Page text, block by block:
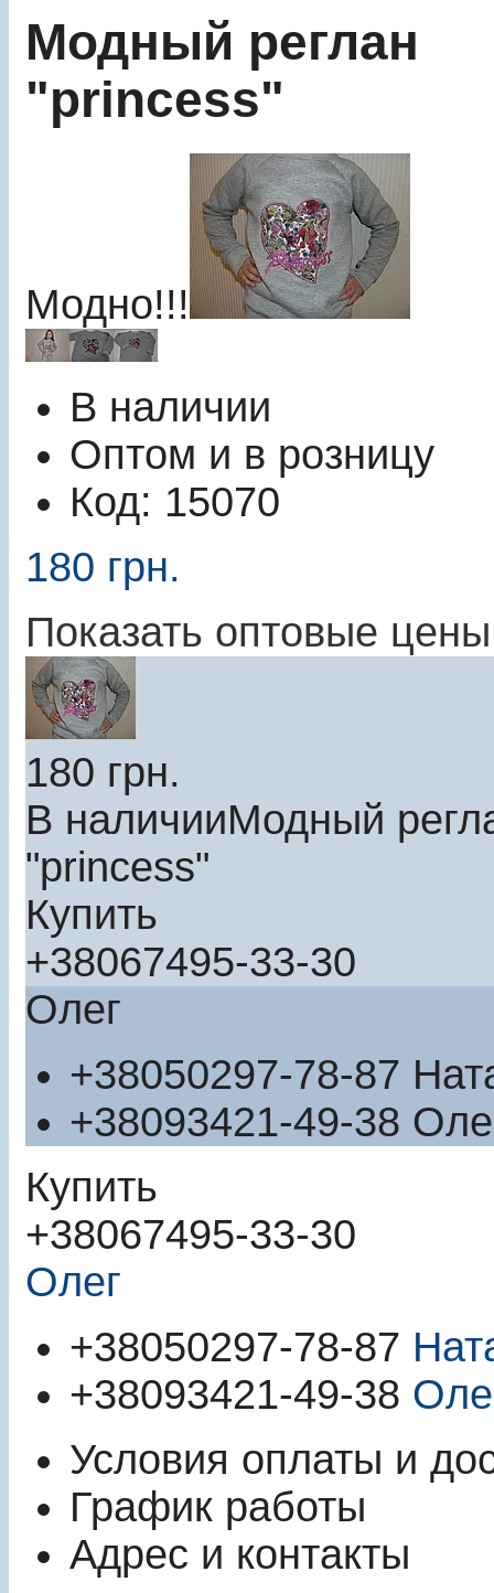
Модный реглан
"princess"
Модно!!!
В наличии
Оптом и в розницу
Код: 15070
180 грн.
Показать оптовые цены
180 грн.
В наличииМодный
"princess"
Купить
+38067495-33-30
Олег
+38050297-78-87
+38093421-49-38
Купить
+38067495-33-30
Олег
+38050297-78-87
+38093421-49-38
Условия оплаты и
График работы
Адрес и контакты